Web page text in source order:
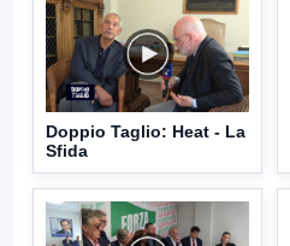
Doppio Taglio: Heat - La
Sfida